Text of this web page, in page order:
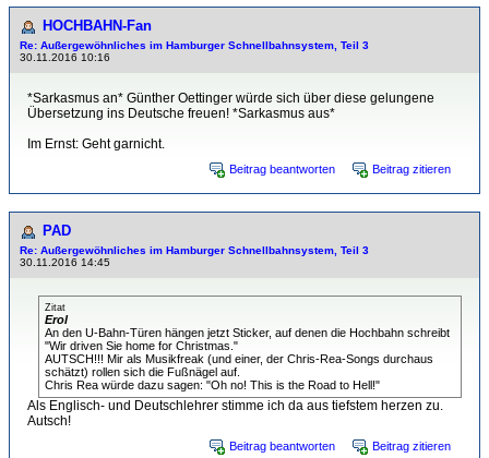
HOCHBAHN-Fan
Re: Außergewöhnliches im Hamburger Schnellbahnsystem, Teil 3
30.11.2016 10:16
*Sarkasmus an* Günther Oettinger würde sich über diese gelungene
Übersetzung ins Deutsche freuen! *Sarkasmus aus*
Im Ernst: Geht garnicht.
Beitrag beantworten Beitrag zitieren
PAD
Re: Außergewöhnliches im Hamburger Schnellbahnsystem, Teil 3
30.11.2016 14:45
Zitat
Erol
An den U-Bahn-Türen hängen jetzt Sticker, auf denen die Hochbahn schreibt
"Wir driven Sie home for Christmas."
AUTSCH!!! Mir als Musikfreak (und einer, der Chris-Rea-Songs durchaus
schätzt) rollen sich die Fußnägel auf.
Chris Rea würde dazu sagen: "Oh no! This is the Road to Hell!"
Als Englisch- und Deutschlehrer stimme ich da aus tiefstem herzen zu.
Autsch!
Beitrag beantworten Beitrag zitieren